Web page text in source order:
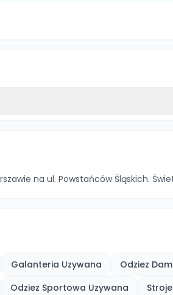
na ul. Powstańców Śląskich.
Galanteria Uzywana
Odziez
Odziez Sportowa Uzywana